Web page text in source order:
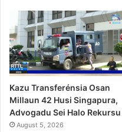
Kazu Transferénsia Osan
Millaun 42 Husi Singapura,
Advogadu Sei Halo Rekursu
August 5, 2026